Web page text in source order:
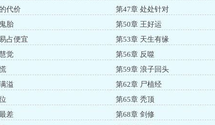
代价
第47章 处处针对
胎
第50章 王好运
占便宜
第53章 天生有缘
觉
第56章 反噬
第59章 浪子回头
溢
第62章 尸植经
第65章 秃顶
差
第68章 剑修